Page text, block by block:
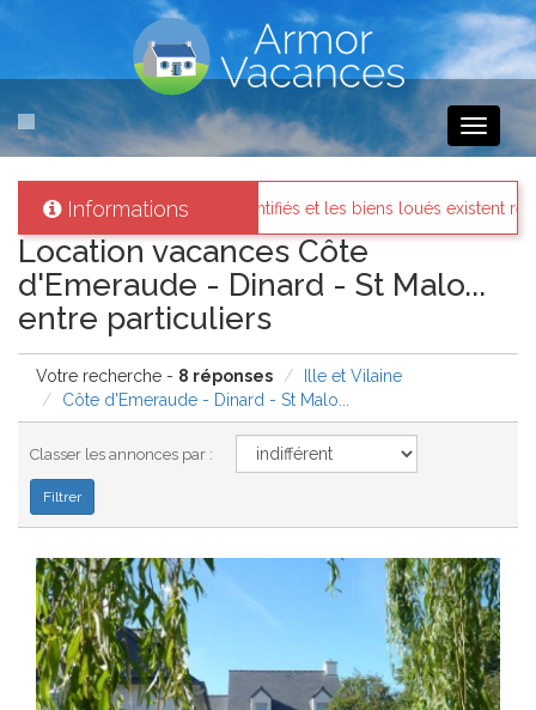
Toggle
Informations
et les biens loués existent réellement. Messages
Location vacances Côte
d'Emeraude - Dinard - St Malo...
entre particuliers
Votre recherche - 8 réponses
Ille et Vilaine
Côte d'Emeraude - Dinard - St Malo...
Classer les annonces par :